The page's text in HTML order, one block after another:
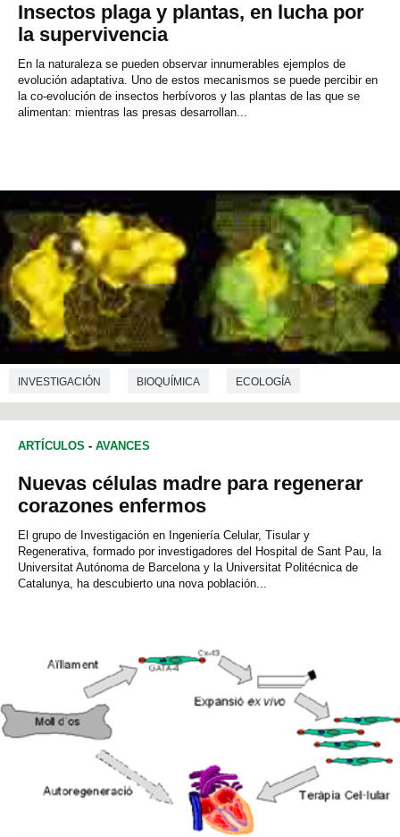
Insectos plaga y plantas, en lucha por
la supervivencia
En la naturaleza se pueden observar innumerables ejemplos de
evolución adaptativa. Uno de estos mecanismos se puede percibir en
la co-evolución de insectos herbívoros y las plantas de las que se
alimentan: mientras las presas desarrollan...
INVESTIGACIÓN BIOQUÍMICA ECOLOGÍA
ARTÍCULOS - AVANCES
Nuevas células madre para regenerar
corazones enfermos
El grupo de Investigación en Ingeniería Celular, Tisular y
Regenerativa, formado por investigadores del Hospital de Sant Pau, la
Universitat Autónoma de Barcelona y la Universitat Politécnica de
Catalunya, ha descubierto una nova población...